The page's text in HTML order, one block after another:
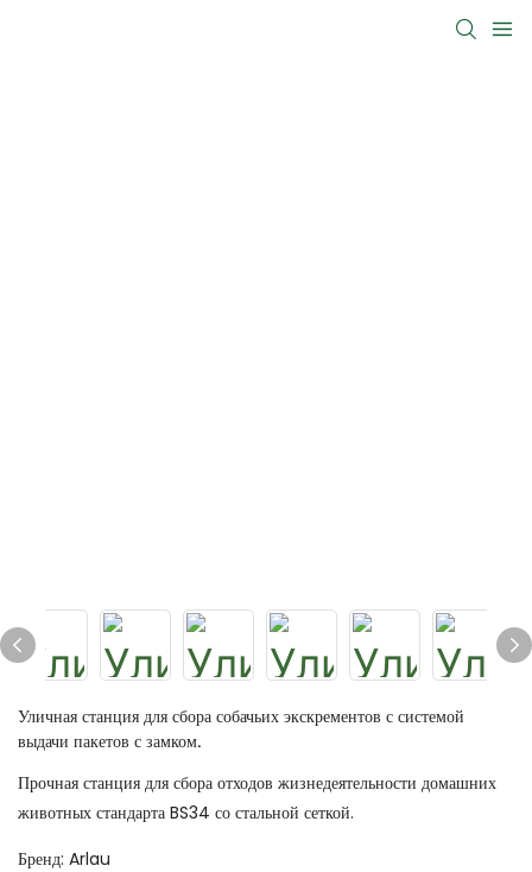
Уличная станция для сбора собачьих экскрементов с системой
выдачи пакетов с замком.
Прочная станция для сбора отходов жизнедеятельности домашних
животных стандарта BS34 со стальной сеткой.
Бренд: Arlau